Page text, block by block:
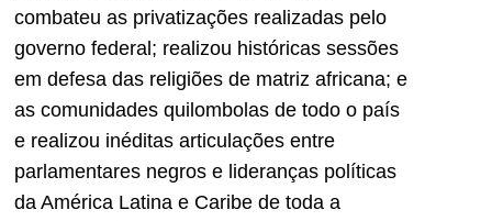
combateu as privatizações realizadas pelo
governo federal; realizou históricas sessões
em defesa das religiões de matriz africana; e
as comunidades quilombolas de todo o país
e realizou inéditas articulações entre
parlamentares negros e lideranças políticas
da América Latina e Caribe de toda a